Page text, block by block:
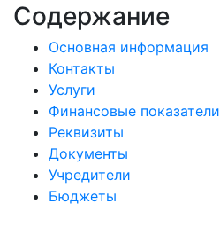
Содержание
Основная информация
Контакты
Услуги
Финансовые показатели
Реквизиты
Документы
Учредители
Бюджеты